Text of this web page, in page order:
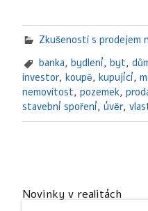
Zkušenosti s prodejem
banka, bydlení, byt,
investor, koupě, kupující,
nemovitost, pozemek,
stavební spoření, úvěr,
Novinky v realitách